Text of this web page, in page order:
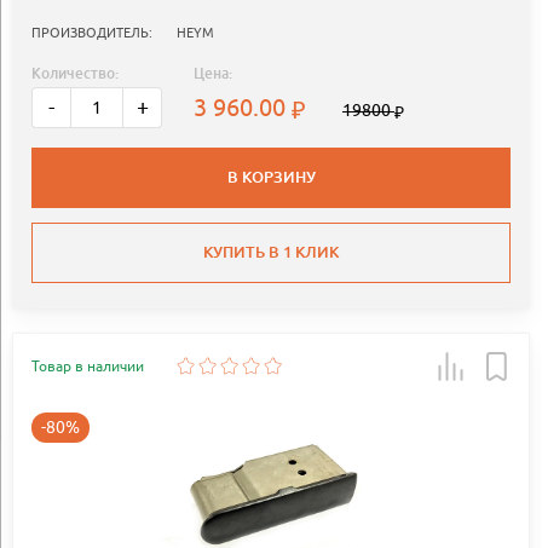
ПРОИЗВОДИТЕЛЬ: HEYM
Количество:
- +
Цена:
3 960.00 19800
В КОРЗИНУ
КУПИТЬ В 1 КЛИК
Товар в наличии
-80%